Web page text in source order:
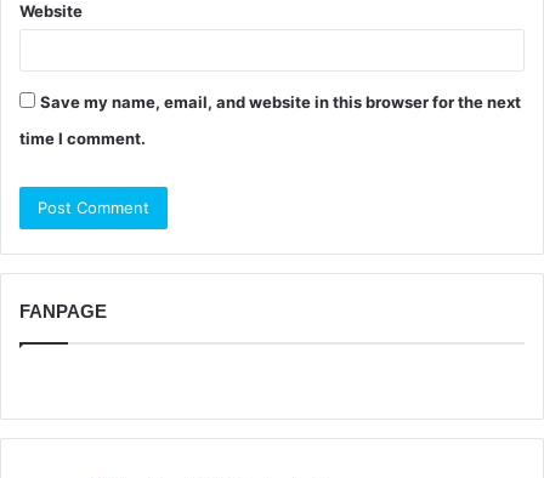
Website
Save my name, email, and website in this browser for the next
time I comment.
FANPAGE